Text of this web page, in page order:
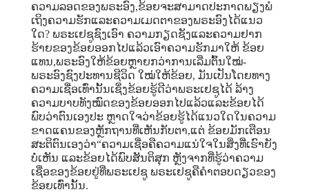
ຄວາມລອດຂອງພຣະອົງ,ຂ້ອຍຈະສາມາດປະກາດພຽງພໍ
ເຖິງຄວາມຮັກແລະຄວາມເມດຕາຂອງພຣະອົງໄດ້ແນວ
ໃດ? ພຣະເຢຊູຊົງເອົາ ຄວາມກຽດຊັງແລະຄວາມຢາກ
ຮ້າຍຂອງຂ້ອຍອອກໄປແລ້ວເອົາຄວາມຮັກມາໃຫ້ ຂ້ອຍ
ແທນ,ພຣະອົງໃຫ້ຂ້ອຍຫຼາຍກວ່າການເລີ່ມຕົ້ນໃໝ່-
ພຣະອົງຊົງປະທານຊີວິດ ໃໝ່ໃຫ້ຂ້ອຍ, ມັນເປັນໂດຍທາງ
ຄວາມເຊື່ອເທົ່ານັ້ນເຊິ່ງຂ້ອຍຮູ້ດີວ່າພຣະເຢຊູໄດ້ ລ້າງ
ຄວາມບາບທັງໝົດຂອງຂ້ອຍອອກໄປແລ້ວແລະຂ້ອຍໄດ້
ພົບວ່າຕົນເອງປະ ຫຼາດໃຈວ່າຂ້ອຍຮູ້ໄດ້ແນວໃດໃນຄວາມ
ຂາດແຄນຂອງຫຼັກຖານທີ່ເຫັນກັບຕາ,ແຕ່ ຂ້ອຍມັກເຕືອນ
ສະຕິຕົນເອງວ່າ“ຄວາມເຊື່ອຄືຄວາມແນ່ໃຈໃນສິ່ງທີ່ເຮົາຍັງ
ບໍ່ເຫັນ ແລະຂ້ອຍໄດ້ພົບສັນຕິສຸກ ຫຼັງຈາກທີ່ຮູ້ວ່າຄວາມ
ເຊື່ອຂອງຂ້ອຍຢູ່ທີ່ພຣະເຢຊູ ພຣະເຢຊູຄືຄໍາຕອບດຽວຂອງ
ຂ້ອຍເທົ່ານັ້ນ.